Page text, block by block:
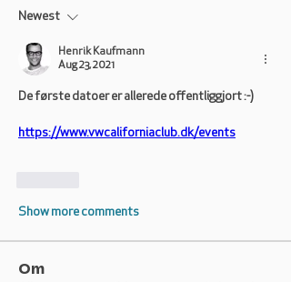
Newest
Henrik Kaufmann
Aug 23, 2021
De første datoer er allerede offentliggjort :-)
https://www.vwcaliforniaclub.dk/events
Show more comments
Om